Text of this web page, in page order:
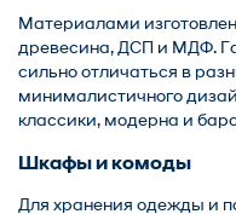
Материалами
древесина, ДСП и МДФ.
сильно отличаться в
минималистичного
классики, модерна и
Шкафы и комоды
Для хранения одежды и